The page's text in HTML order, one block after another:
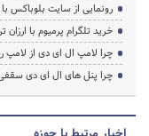
رونمایی از سایت بلوباکس
خرید تلگرام پرمیوم با
چرا لامپ ال ای دی از
چرا پنل های ال ای دی